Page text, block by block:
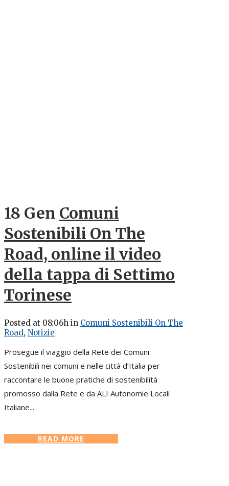
18 Gen Comuni
Sostenibili On The
Road, online il video
della tappa di Settimo
Torinese
Posted at 08:06h in Comuni Sostenibili On The
Road, Notizie
Prosegue il viaggio della Rete dei Comuni
Sostenibili nei comuni e nelle città d’Italia per
raccontare le buone pratiche di sostenibilità
promosso dalla Rete e da ALI Autonomie Locali
Italiane...
READ MORE